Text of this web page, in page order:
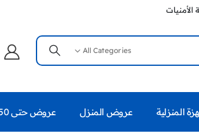
الأمنيات
All Categories
المنزلية عروض المنزل عروض حتى 50%